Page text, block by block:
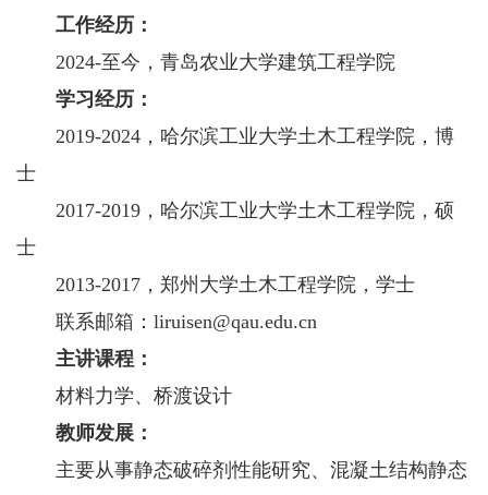
工作经历：
2024-至今，青岛农业大学建筑工程学院
学习经历：
2019-2024，哈尔滨工业大学土木工程学院，博
士
2017-2019，哈尔滨工业大学土木工程学院，硕
士
2013-2017，郑州大学土木工程学院，学士
联系邮箱： liruisen@qau.edu.cn
主讲课程：
材料力学、桥渡设计
教师发展：
主要从事静态破碎剂性能研究、混凝土结构静态